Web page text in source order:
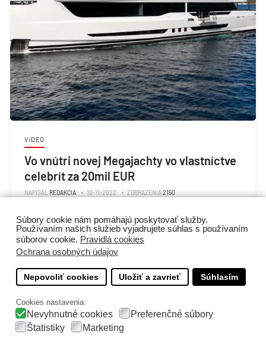
Súbory cookie nám pomáhajú poskytovať služby.
Používaním našich služieb vyjadrujete súhlas s používaním
súborov cookie. Pravidlá cookies
Ochrana osobných údajov
Nepovoliť cookies Uložiť a zavrieť Súhlasím
Cookies nastavenia:
Nevyhnutné cookies
Preferenčné súbory
Štatistiky
Marketing
VIDEO
Vo vnútri novej Megajachty vo vlastníctve
celebrít za 20mil EUR
NAPÍSAL REDAKCIA 10-11-2022 ZOBRAZENIA2150
ZAUJÍMAVOSTI